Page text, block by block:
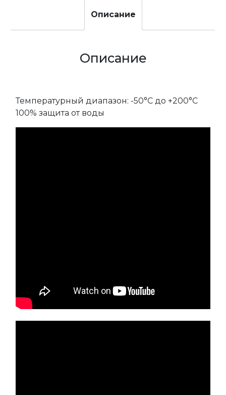
Описание
Описание
Температурный диапазон: -50°C до +200°C
100% защита от воды